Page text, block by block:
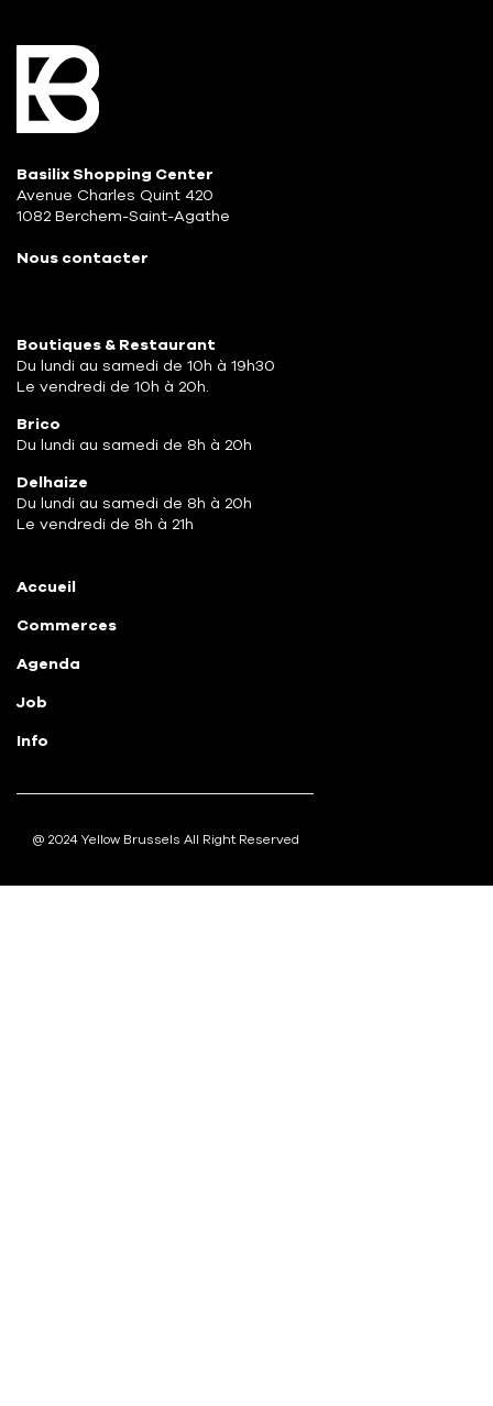
Basilix Shopping Center
Avenue Charles Quint 420
1082 Berchem-Saint-Agathe
Nous contacter
Boutiques & Restaurant
Du lundi au samedi de 10h à 19h30
Le vendredi de 10h à 20h.
Brico
Du lundi au samedi de 8h à 20h
Delhaize
Du lundi au samedi de 8h à 20h
Le vendredi de 8h à 21h
Accueil
Commerces
Agenda
Job
Info
@ 2024 Yellow Brussels All Right Reserved